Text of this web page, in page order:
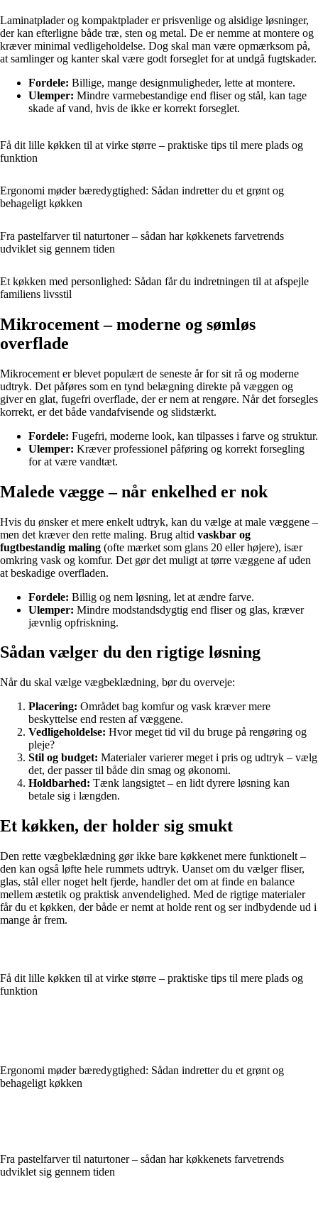
Laminatplader og kompaktplader er prisvenlige og alsidige løsninger,
der kan efterligne både træ, sten og metal. De er nemme at montere og
kræver minimal vedligeholdelse. Dog skal man være opmærksom på,
at samlinger og kanter skal være godt forseglet for at undgå fugtskader.
Fordele: Billige, mange designmuligheder, lette at montere.
Ulemper: Mindre varmebestandige end fliser og stål, kan tage
skade af vand, hvis de ikke er korrekt forseglet.
Få dit lille køkken til at virke større – praktiske tips til mere plads og
funktion
Ergonomi møder bæredygtighed: Sådan indretter du et grønt og
behageligt køkken
Fra pastelfarver til naturtoner – sådan har køkkenets farvetrends
udviklet sig gennem tiden
Et køkken med personlighed: Sådan får du indretningen til at afspejle
familiens livsstil
Mikrocement – moderne og sømløs
overflade
Mikrocement er blevet populært de seneste år for sit rå og moderne
udtryk. Det påføres som en tynd belægning direkte på væggen og
giver en glat, fugefri overflade, der er nem at rengøre. Når det forsegles
korrekt, er det både vandafvisende og slidstærkt.
Fordele: Fugefri, moderne look, kan tilpasses i farve og struktur.
Ulemper: Kræver professionel påføring og korrekt forsegling
for at være vandtæt.
Malede vægge – når enkelhed er nok
Hvis du ønsker et mere enkelt udtryk, kan du vælge at male væggene –
men det kræver den rette maling. Brug altid vaskbar og
fugtbestandig maling (ofte mærket som glans 20 eller højere), især
omkring vask og komfur. Det gør det muligt at tørre væggene af uden
at beskadige overfladen.
Fordele: Billig og nem løsning, let at ændre farve.
Ulemper: Mindre modstandsdygtig end fliser og glas, kræver
jævnlig opfriskning.
Sådan vælger du den rigtige løsning
Når du skal vælge vægbeklædning, bør du overveje:
Placering: Området bag komfur og vask kræver mere
beskyttelse end resten af væggene.
Vedligeholdelse: Hvor meget tid vil du bruge på rengøring og
pleje?
Stil og budget: Materialer varierer meget i pris og udtryk – vælg
det, der passer til både din smag og økonomi.
Holdbarhed: Tænk langsigtet – en lidt dyrere løsning kan
betale sig i længden.
Et køkken, der holder sig smukt
Den rette vægbeklædning gør ikke bare køkkenet mere funktionelt –
den kan også løfte hele rummets udtryk. Uanset om du vælger fliser,
glas, stål eller noget helt fjerde, handler det om at finde en balance
mellem æstetik og praktisk anvendelighed. Med de rigtige materialer
får du et køkken, der både er nemt at holde rent og ser indbydende ud i
mange år frem.
Få dit lille køkken til at virke større – praktiske tips til mere plads og
funktion
Ergonomi møder bæredygtighed: Sådan indretter du et grønt og
behageligt køkken
Fra pastelfarver til naturtoner – sådan har køkkenets farvetrends
udviklet sig gennem tiden